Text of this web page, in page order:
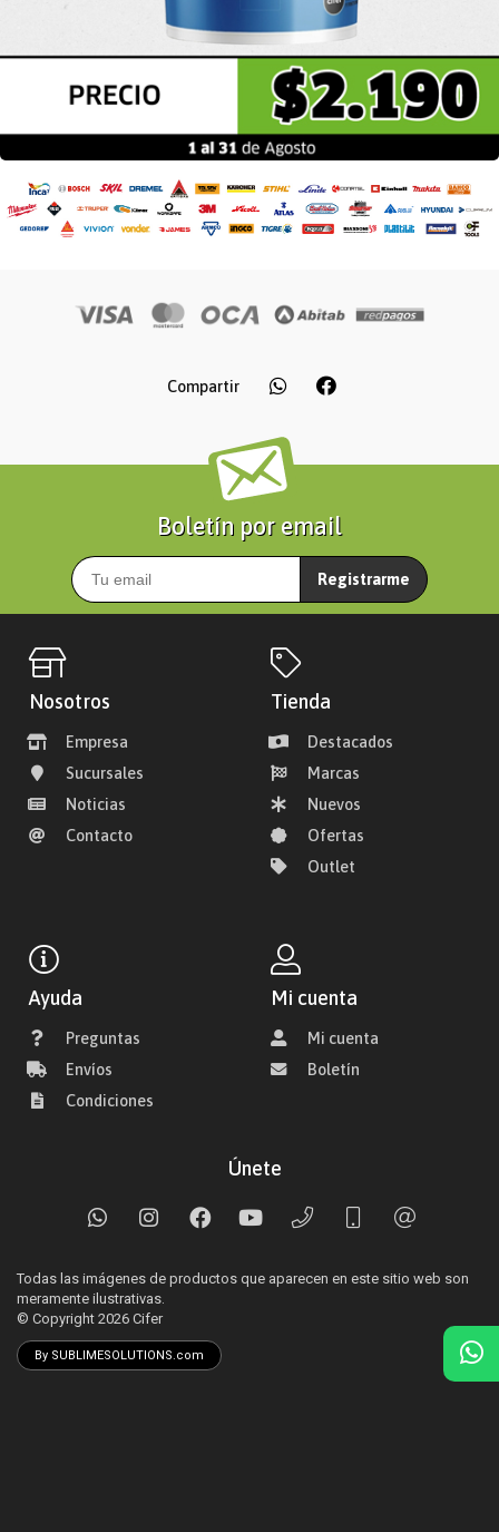
Compartir
Boletín por email
Registrarme
Nosotros
Empresa
Sucursales
Noticias
Contacto
Tienda
Destacados
Marcas
Nuevos
Ofertas
Outlet
Ayuda
Preguntas
Envíos
Condiciones
Mi cuenta
Mi cuenta
Boletín
Únete
Todas las imágenes de productos que aparecen en este sitio web son
meramente ilustrativas.
© Copyright 2026 Cifer
By SUBLIMESOLUTIONS.com